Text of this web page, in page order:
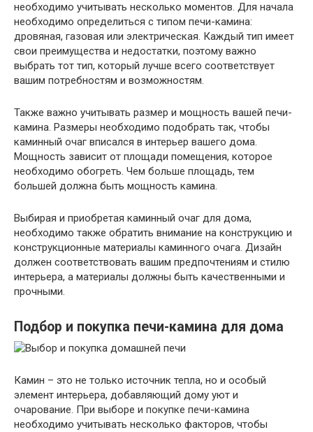
необходимо учитывать несколько моментов. Для начала
необходимо определиться с типом печи-камина:
дровяная, газовая или электрическая. Каждый тип имеет
свои преимущества и недостатки, поэтому важно
выбрать тот тип, который лучше всего соответствует
вашим потребностям и возможностям.
Также важно учитывать размер и мощность вашей печи-
камина. Размеры необходимо подобрать так, чтобы
каминный очаг вписался в интерьер вашего дома.
Мощность зависит от площади помещения, которое
необходимо обогреть. Чем больше площадь, тем
большей должна быть мощность камина.
Выбирая и приобретая каминный очаг для дома,
необходимо также обратить внимание на конструкцию и
конструкционные материалы каминного очага. Дизайн
должен соответствовать вашим предпочтениям и стилю
интерьера, а материалы должны быть качественными и
прочными.
Подбор и покупка печи-камина для дома
Камин – это не только источник тепла, но и особый
элемент интерьера, добавляющий дому уют и
очарование. При выборе и покупке печи-камина
необходимо учитывать несколько факторов, чтобы